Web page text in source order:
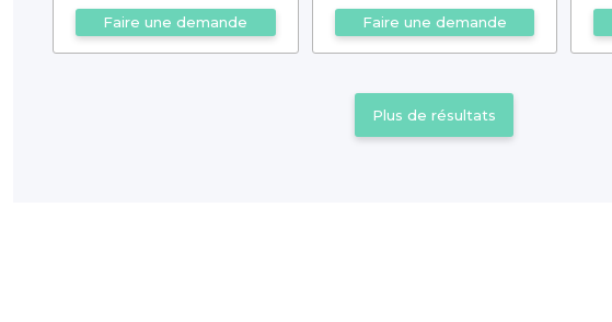
Faire une demande Faire une demande
Plus de résultats